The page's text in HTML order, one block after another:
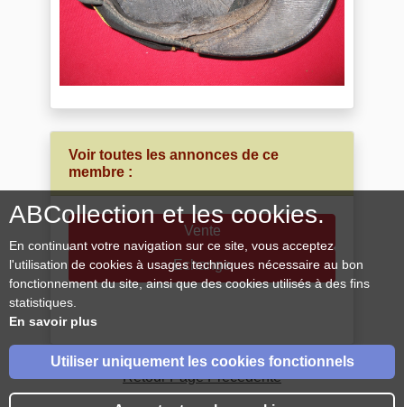
Voir toutes les annonces de ce
membre :
Vente
Echange
Retour Page Précédente
ABCollection et les cookies.
En continuant votre navigation sur ce site, vous acceptez
l'utilisation de cookies à usages techniques nécessaire au bon
fonctionnement du site, ainsi que des cookies utilisés à des fins
statistiques.
En savoir plus
Utiliser uniquement les cookies fonctionnels